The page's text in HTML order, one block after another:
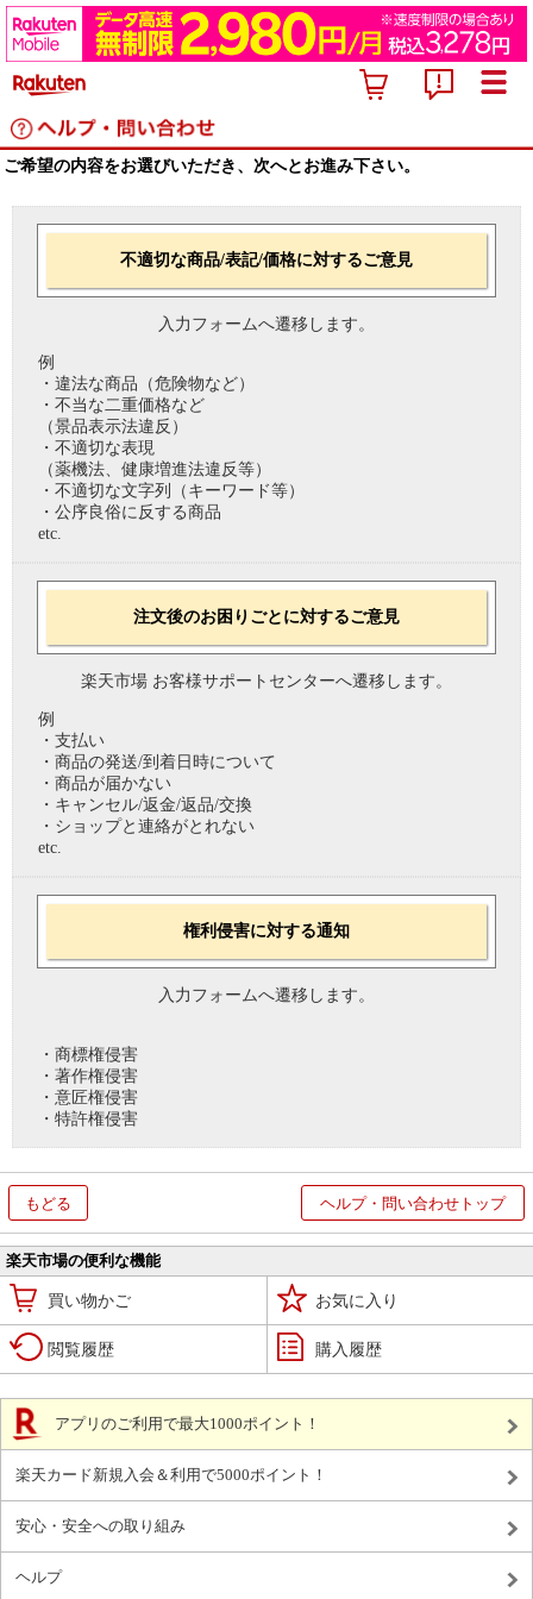
ご希望の内容をお選びいただき、次へとお進み下さい。
不適切な商品/表記/価格に対するご意見
入力フォームへ遷移します。
例
・違法な商品（危険物など）
・不当な二重価格など
（景品表示法違反）
・不適切な表現
（薬機法、健康増進法違反等）
・不適切な文字列（キーワード等）
・公序良俗に反する商品
etc.
注文後のお困りごとに対するご意見
楽天市場 お客様サポートセンターへ遷移します。
例
・支払い
・商品の発送/到着日時について
・商品が届かない
・キャンセル/返金/返品/交換
・ショップと連絡がとれない
etc.
権利侵害に対する通知
入力フォームへ遷移します。
・商標権侵害
・著作権侵害
・意匠権侵害
・特許権侵害
もどる ヘルプ・問い合わせトップ
楽天市場の便利な機能
買い物かご お気に入り
閲覧履歴 購入履歴
アプリのご利用で最大1000ポイント！
楽天カード新規入会＆利用で5000ポイント！
安心・安全への取り組み
ヘルプ